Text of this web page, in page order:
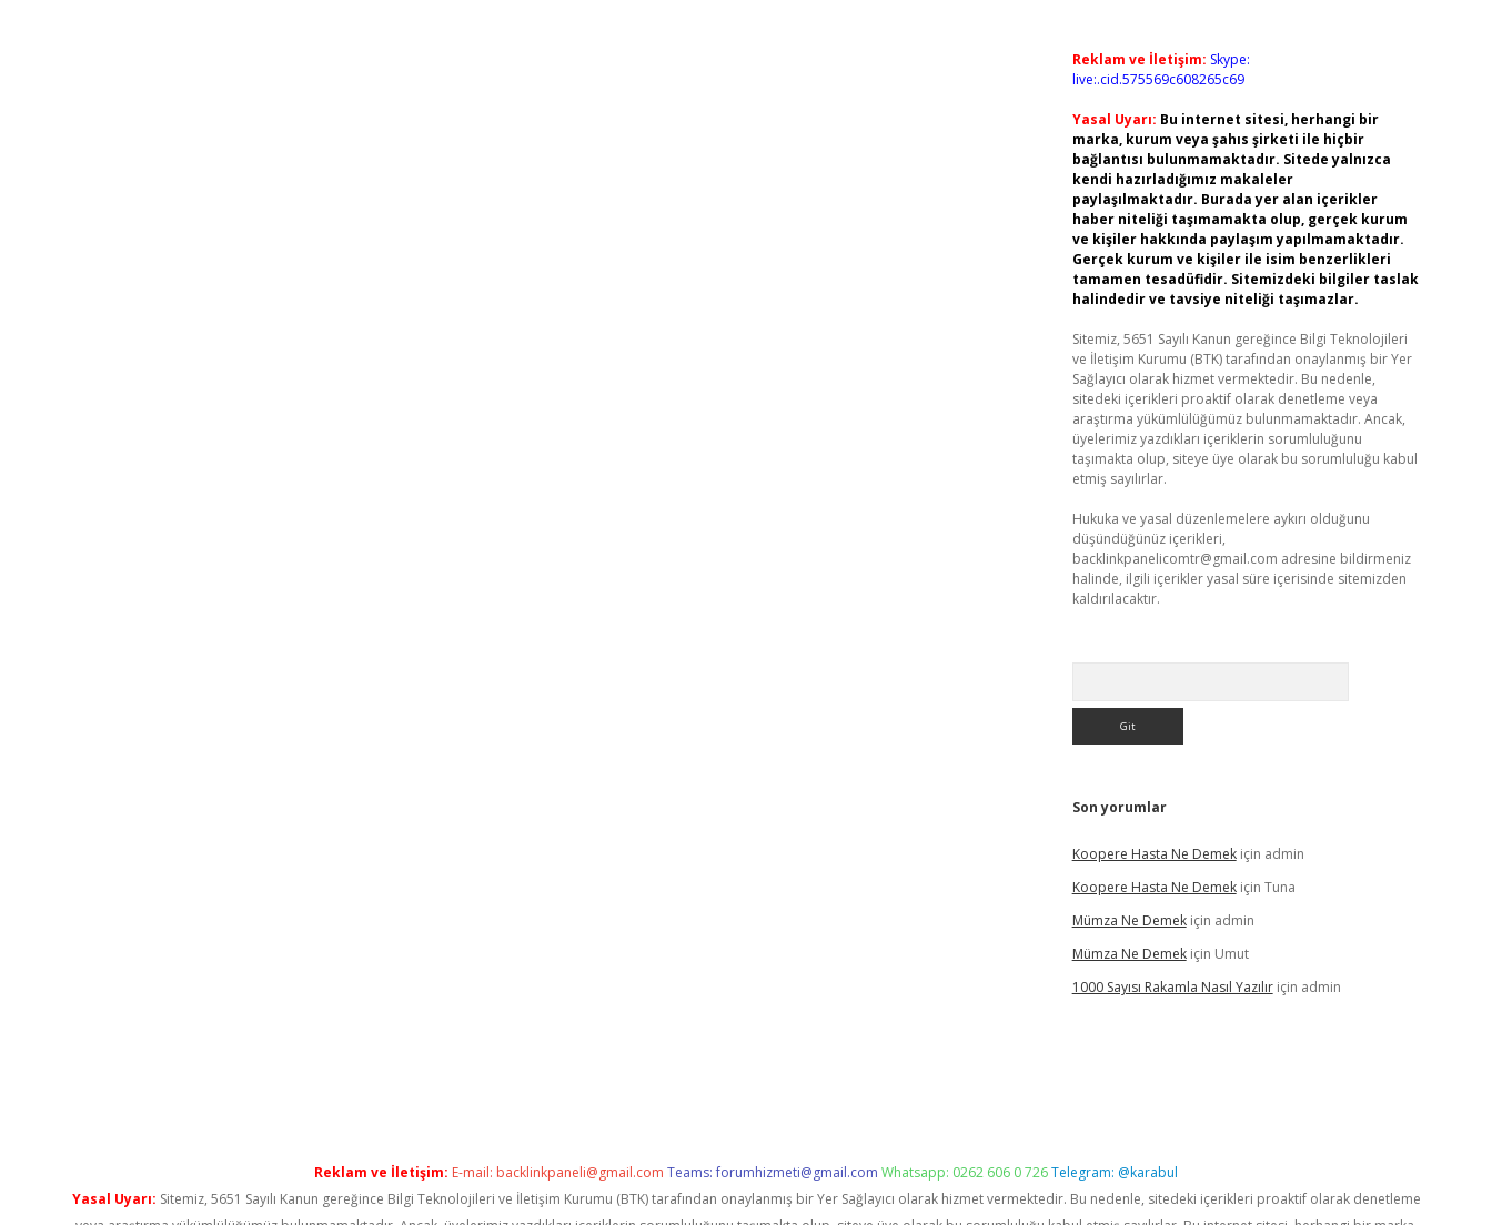
Reklam ve İletişim: Skype:
live:.cid.575569c608265c69
Yasal Uyarı: Bu internet sitesi, herhangi bir
marka, kurum veya şahıs şirketi ile hiçbir
bağlantısı bulunmamaktadır. Sitede yalnızca
kendi hazırladığımız makaleler
paylaşılmaktadır. Burada yer alan içerikler
haber niteliği taşımamakta olup, gerçek kurum
ve kişiler hakkında paylaşım yapılmamaktadır.
Gerçek kurum ve kişiler ile isim benzerlikleri
tamamen tesadüfidir. Sitemizdeki bilgiler taslak
halindedir ve tavsiye niteliği taşımazlar.
Sitemiz, 5651 Sayılı Kanun gereğince Bilgi Teknolojileri
ve İletişim Kurumu (BTK) tarafından onaylanmış bir Yer
Sağlayıcı olarak hizmet vermektedir. Bu nedenle,
sitedeki içerikleri proaktif olarak denetleme veya
araştırma yükümlülüğümüz bulunmamaktadır. Ancak,
üyelerimiz yazdıkları içeriklerin sorumluluğunu
taşımakta olup, siteye üye olarak bu sorumluluğu kabul
etmiş sayılırlar.
Hukuka ve yasal düzenlemelere aykırı olduğunu
düşündüğünüz içerikleri,
backlinkpanelicomtr@gmail.com adresine bildirmeniz
halinde, ilgili içerikler yasal süre içerisinde sitemizden
kaldırılacaktır.
Son yorumlar
Koopere Hasta Ne Demekiçin admin
Koopere Hasta Ne Demekiçin Tuna
Mümza Ne Demekiçin admin
Mümza Ne Demekiçin Umut
1000 Sayısı Rakamla Nasıl Yazılıriçin admin
Reklam ve İletişim: E-mail: backlinkpaneli@gmail.com Teams:forumhizmeti@gmail.com Whatsapp: 0262 606 0 726Telegram: @karabul
Yasal Uyarı: Sitemiz, 5651 Sayılı Kanun gereğince Bilgi Teknolojileri ve İletişim Kurumu (BTK) tarafından onaylanmış bir Yer Sağlayıcı olarak hizmet vermektedir. Bu nedenle, sitedeki içerikleri proaktif olarak denetleme